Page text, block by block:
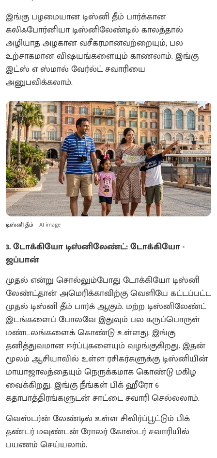
இங்கு பழமையான டிஸ்னி தீம் பார்க்கான
கலிஃபோர்னியா டிஸ்னிலேண்டில் காலத்தால்
அழியாத அழகான வசீகரமானவற்றையும், பல
உற்சாகமான விஷயங்களையும் காணலாம். இங்கு
இட்ஸ் எ ஸ்மால் வேர்ல்ட் சவாரியை
அனுபவிக்கலாம்.
டிஸ்னி தீம் AI image
3. டோக்கியோ டிஸ்னிலேண்ட்: டோக்கியோ -
ஜப்பான்
முதல் என்று சொல்லும்போது டோக்கியோ டிஸ்னி
லேண்ட்தான் அமெரிக்காவிற்கு வெளியே கட்டப்பட்ட
முதல் டிஸ்னி தீம் பார்க் ஆகும். மற்ற டிஸ்னிலேண்ட்
இடங்களைப் போலவே இதுவும் பல கருப்பொருள்
மண்டலங்களைக் கொண்டு உள்ளது. இங்கு
தனித்துவமான ஈர்ப்புகளையும் வழங்குகிறது. இதன்
மூலம் ஆசியாவில் உள்ள ரசிகர்களுக்கு டிஸ்னியின்
மாயாஜாலத்தையும் நெருக்கமாக கொண்டு மகிழ
வைக்கிறது. இங்கு நீங்கள் பிக் ஹீரோ 6
கதாபாத்திரங்களுடன் சாட்டை சவாரி செல்லலாம்.
வெஸ்டர்ன் லேண்டில் உள்ள சிலிர்ப்பூட்டும் பிக்
தண்டர் மவுண்டன் ரோலர் கோஸ்டர் சவாரியில்
பயணம் செய்யலாம்.